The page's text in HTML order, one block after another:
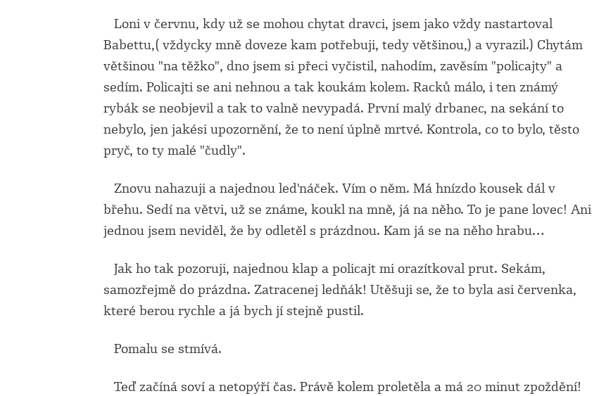
Loni v červnu, kdy už se mohou chytat dravci, jsem jako vždy nastartoval
Babettu,( vždycky mně doveze kam potřebuji, tedy většinou,) a vyrazil.) Chytám
většinou "na těžko", dno jsem si přeci vyčistil, nahodím, zavěsím "policajty" a
sedím. Policajti se ani nehnou a tak koukám kolem. Racků málo, i ten známý
rybák se neobjevil a tak to valně nevypadá. První malý drbanec, na sekání to
nebylo, jen jakési upozornění, že to není úplně mrtvé. Kontrola, co to bylo, těsto
pryč, to ty malé "čudly".
Znovu nahazuji a najednou led'náček. Vím o něm. Má hnízdo kousek dál v
břehu. Sedí na větvi, už se známe, koukl na mně, já na něho. To je pane lovec! Ani
jednou jsem neviděl, že by odletěl s prázdnou. Kam já se na něho hrabu…
Jak ho tak pozoruji, najednou klap a policajt mi orazítkoval prut. Sekám,
samozřejmě do prázdna. Zatracenej ledňák! Utěšuji se, že to byla asi červenka,
které berou rychle a já bych jí stejně pustil.
Pomalu se stmívá.
Teď začíná soví a netopýří čas. Právě kolem proletěla a má 20 minut zpoždění!